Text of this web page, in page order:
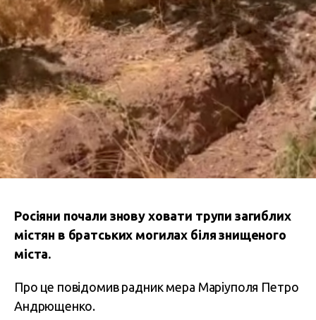
Росіяни почали знову ховати трупи загиблих
містян в братських могилах біля знищеного
міста.
Про це повідомив радник мера Маріуполя Петро
Андрющенко.